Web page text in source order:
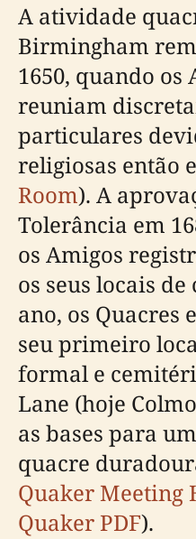
A atividade
Birmingham
1650, quando os
reuniam
particulares
religiosas então
Room). A
Tolerância em
os Amigos
os seus locais
ano, os Quacres
seu primeiro
formal e
Lane (hoje
as bases para
quacre
Quaker Meeting
Quaker PDF).